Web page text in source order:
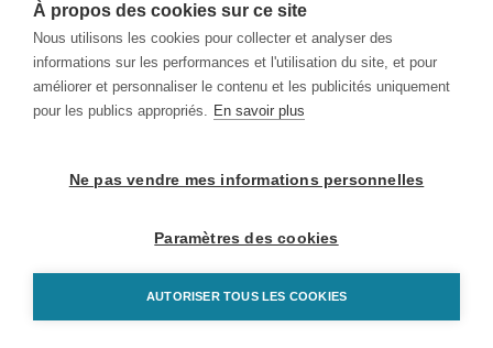
À propos des cookies sur ce site
Nous utilisons les cookies pour collecter et analyser des
informations sur les performances et l'utilisation du site, et pour
améliorer et personnaliser le contenu et les publicités uniquement
pour les publics appropriés. En savoir plus
Ne pas vendre mes informations personnelles
Paramètres des cookies
AUTORISER TOUS LES COOKIES